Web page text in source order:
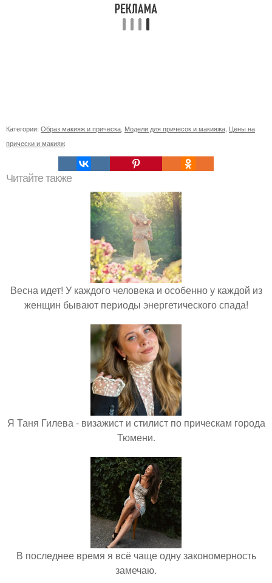
Категории: Образ макияж и прическа Модели для причесок и макияжа Цены на
прически и макияж
Читайте также
Весна идет! У каждого человека и особенно у каждой из
женщин бывают периоды энергетического спада!
Я Таня Гилева - визажист и стилист по прическам города
Тюмени.
В последнее время я всё чаще одну закономерность
замечаю.